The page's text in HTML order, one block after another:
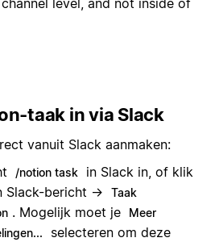
level, and not inside of
taak in via Slack
vanuit Slack aanmaken:
/notion task
in Slack in, of klik
Slack-bericht →
Taak
. Mogelijk moet je
Meer
selecteren om deze